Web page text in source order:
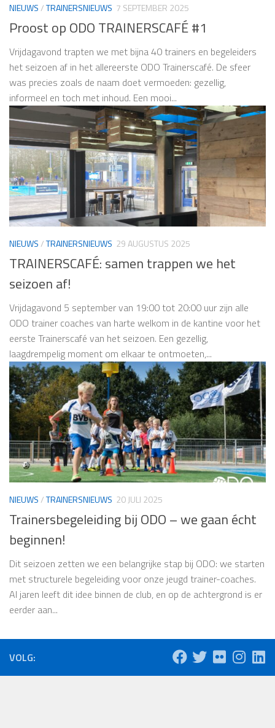
NIEUWS/TRAINERSNIEUWS 7 SEPTEMBER 2025
Proost op ODO TRAINERSCAFÉ #1
Vrijdagavond trapten we met bijna 40 trainers en begeleiders
het seizoen af in het allereerste ODO Trainerscafé. De sfeer
was precies zoals de naam doet vermoeden: gezellig,
informeel en toch met inhoud. Een mooi...
NIEUWS/TRAINERSNIEUWS 29 AUGUSTUS 2025
TRAINERSCAFÉ: samen trappen we het
seizoen af!
Vrijdagavond 5 september van 19:00 tot 20:00 uur zijn alle
ODO trainer coaches van harte welkom in de kantine voor het
eerste Trainerscafé van het seizoen. Een gezellig,
laagdrempelig moment om elkaar te ontmoeten,...
NIEUWS/TRAINERSNIEUWS 20 JULI 2025
Trainersbegeleiding bij ODO – we gaan écht
beginnen!
Dit seizoen zetten we een belangrijke stap bij ODO: we starten
met structurele begeleiding voor onze jeugd trainer-coaches.
Al jaren leeft dit idee binnen de club, en op de achtergrond is er
eerder aan...
VOLG: